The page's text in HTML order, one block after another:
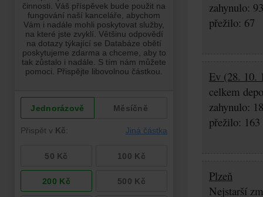
zahynulo:
přežilo: 67
Ev (28. 10.
celkem
zahynulo:
přežilo: 163
Plzeň
Nejstarší